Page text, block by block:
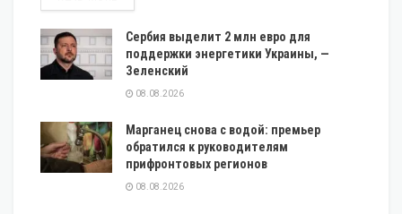
Сербия выделит 2 млн евро для
поддержки энергетики Украины, —
Зеленский
08.08.2026
Марганец снова с водой: премьер
обратился к руководителям
прифронтовых регионов
08.08.2026